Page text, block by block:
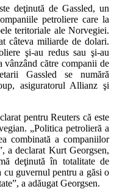
deţinută de Gassled, un
petroliere care la
teritoriale ale Norvegiei.
câteva miliarde de dolari.
şi-au redus sau şi-au
vânzând către companii de
Gassled se numără
asiguratorul Allianz şi
pentru Reuters că este
„Politica petrolieră a
combinată a companiilor
a declarat Kurt Georgsen,
deţinută în totalitate de
guvernul pentru a găsi o
a adăugat Georgsen.